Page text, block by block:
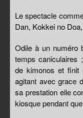
Le spectacle
Dan, Kokkei no
Odile à un numéro
temps caniculaires
de kimonos et finit
agitant avec grace
sa prestation elle
kiosque pendant